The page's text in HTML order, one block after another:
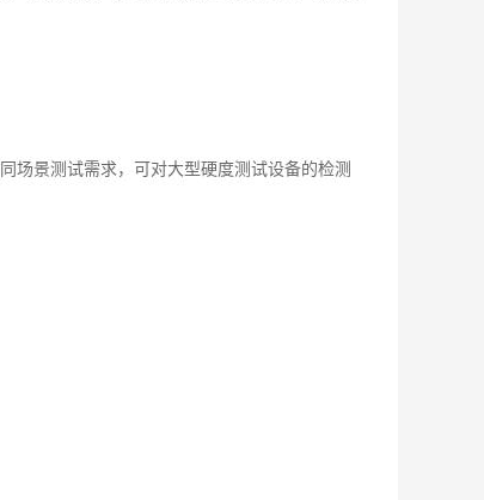
场景测试需求，可对大型硬度测试设备的检测